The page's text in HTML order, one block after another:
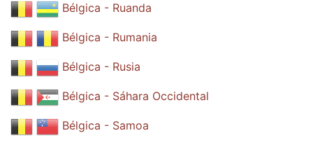
Bélgica - Ruanda
Bélgica - Rumania
Bélgica - Rusia
Bélgica - Sáhara Occidental
Bélgica - Samoa